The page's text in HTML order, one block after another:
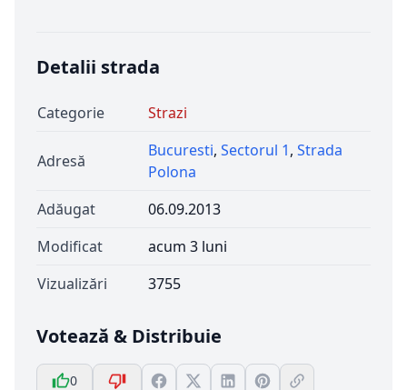
Detalii strada
Categorie Strazi
Adresă
Bucuresti, Sectorul 1, Strada
Polona
Adăugat
06.09.2013
Modificat
acum 3 luni
Vizualizări
3755
Votează & Distribuie
0